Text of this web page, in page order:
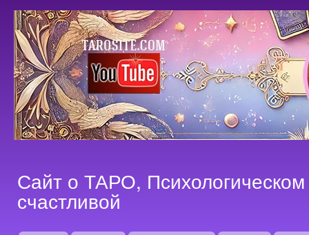
Сайт о ТАРО,
счастливой